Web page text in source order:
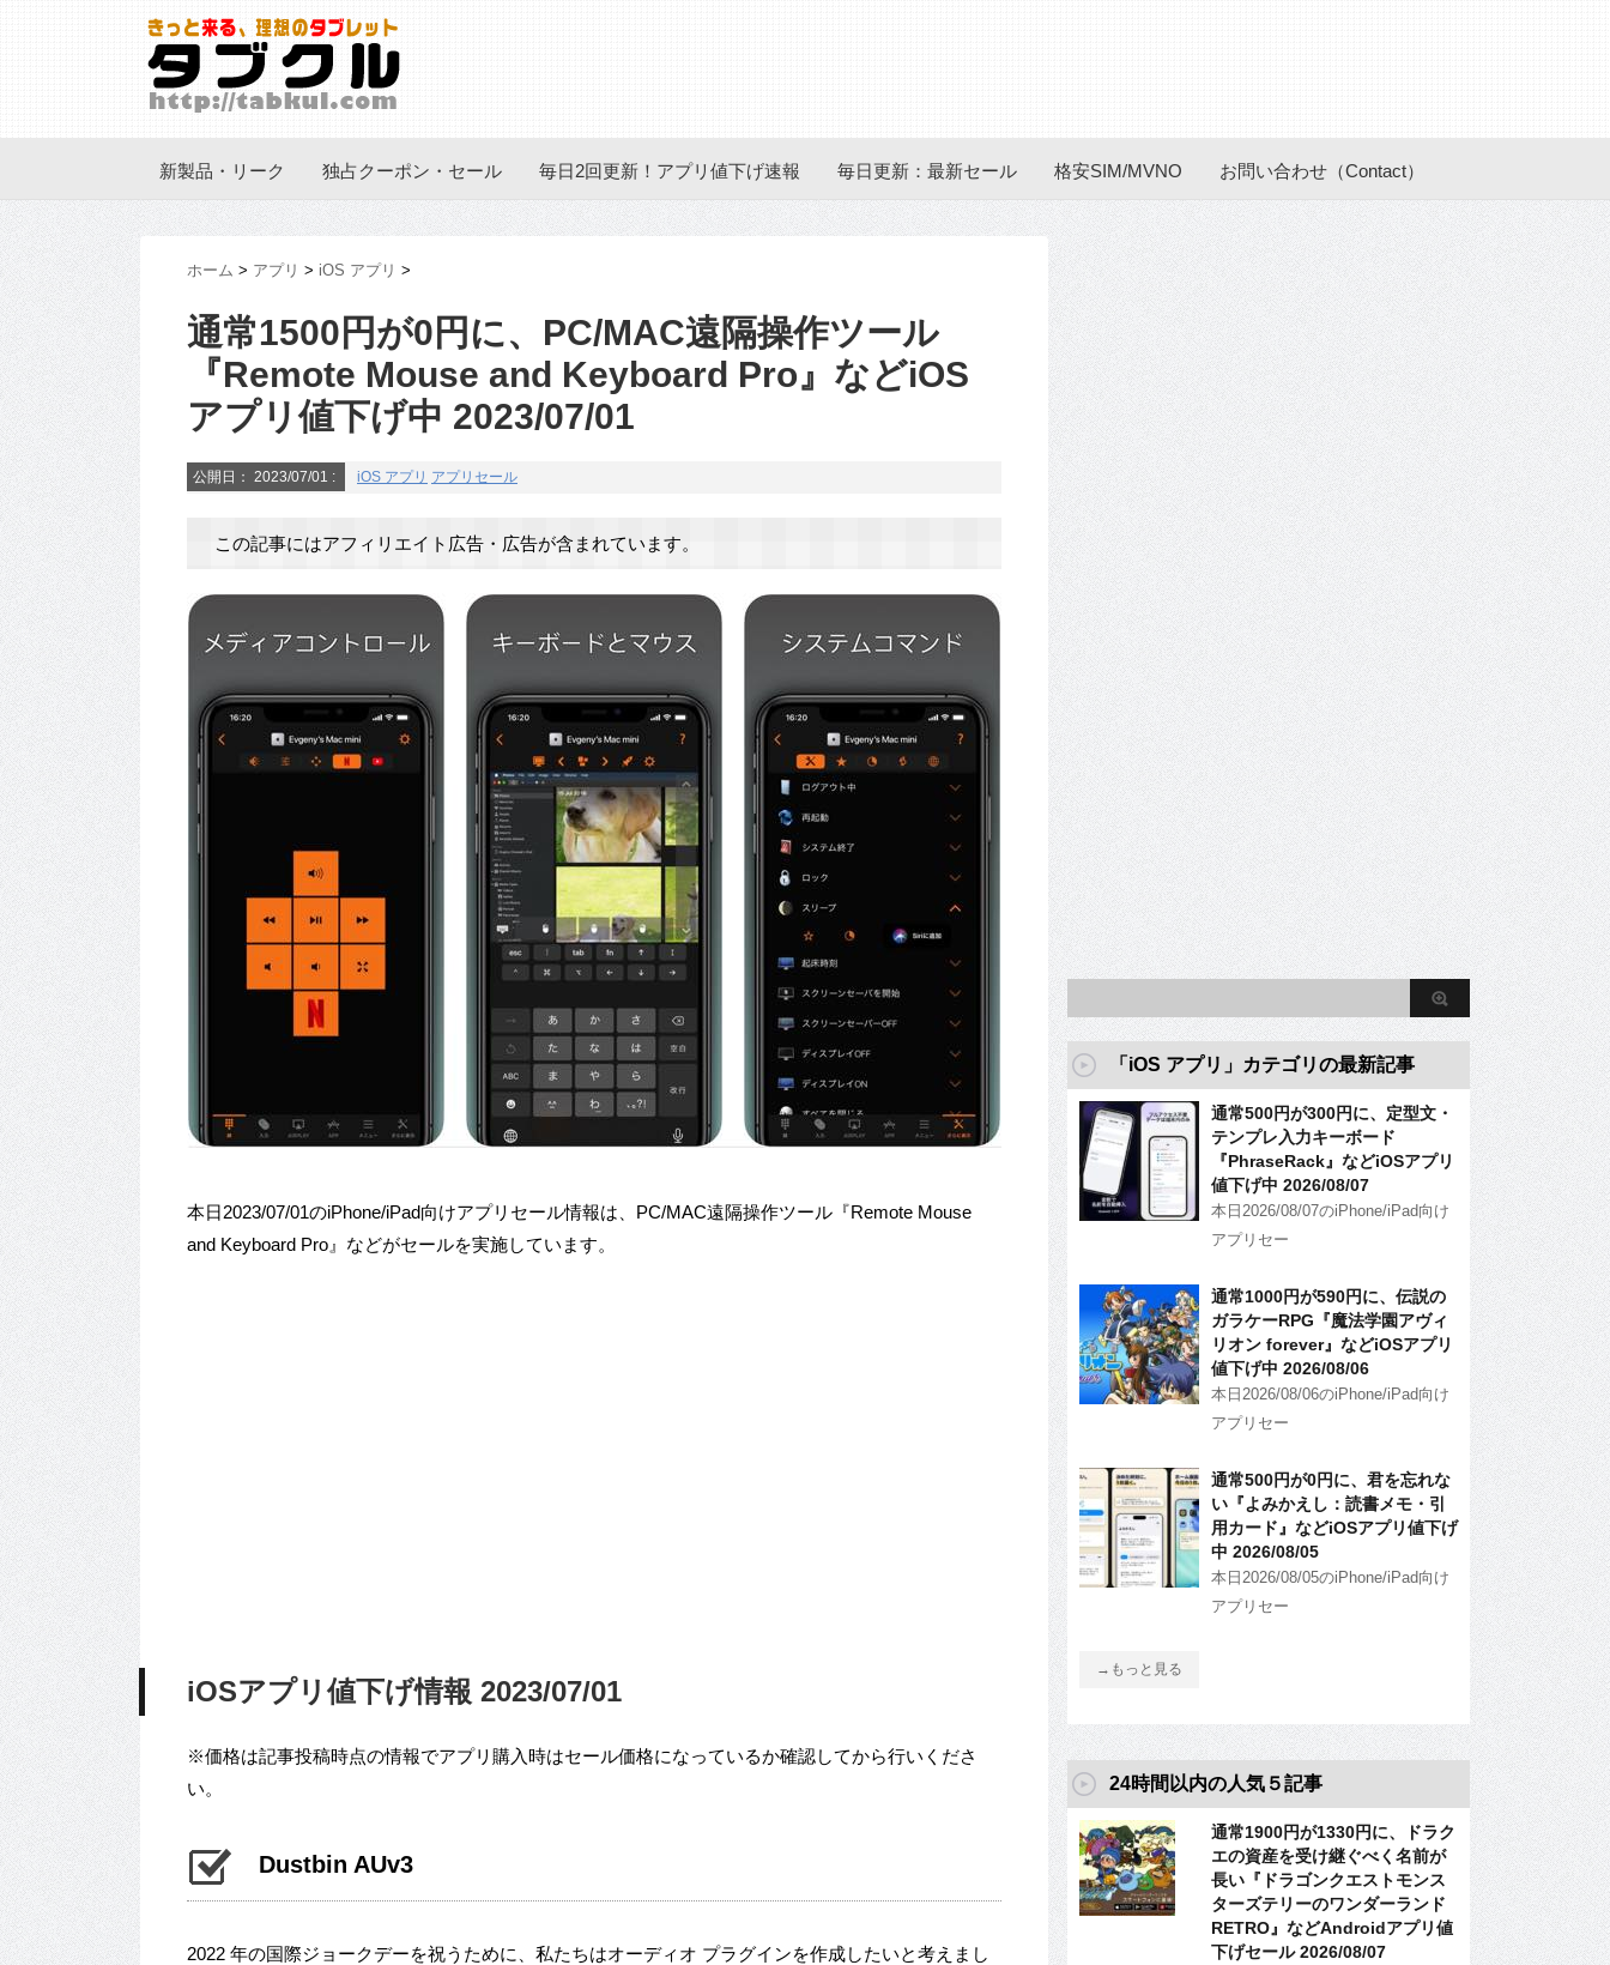
新製品・リーク 独占クーポン・セール 毎日2回更新！アプリ値下げ速報 毎日更新：最新セール 格安SIM/MVNO お問い合わせ（Contact）
ホーム > アプリ > iOS アプリ >
通常1500円が0円に、PC/MAC遠隔操作ツール
『Remote Mouse and Keyboard Pro』などiOS
アプリ値下げ中 2023/07/01
公開日： 2023/07/01 : iOS アプリ アプリセール
この記事にはアフィリエイト広告・広告が含まれています。
本日2023/07/01のiPhone/iPad向けアプリセール情報は、PC/MAC遠隔操作ツール『Remote Mouse
and Keyboard Pro』などがセールを実施しています。
iOSアプリ値下げ情報 2023/07/01
※価格は記事投稿時点の情報でアプリ購入時はセール価格になっているか確認してから行いくださ
い。
Dustbin AUv3
2022 年の国際ジョークデーを祝うために、私たちはオーディオ プラグインを作成したいと考えまし
「iOS アプリ」カテゴリの最新記事
通常500円が300円に、定型文・
テンプレ入力キーボード
『PhraseRack』などiOSアプリ
値下げ中 2026/08/07
本日2026/08/07のiPhone/iPad向け
アプリセー
通常1000円が590円に、伝説の
ガラケーRPG『魔法学園アヴィ
リオン forever』などiOSアプリ
値下げ中 2026/08/06
本日2026/08/06のiPhone/iPad向け
アプリセー
通常500円が0円に、君を忘れな
い『よみかえし：読書メモ・引
用カード』などiOSアプリ値下げ
中 2026/08/05
本日2026/08/05のiPhone/iPad向け
アプリセー
→もっと見る
24時間以内の人気５記事
通常1900円が1330円に、ドラク
エの資産を受け継ぐべく名前が
長い『ドラゴンクエストモンス
ターズテリーのワンダーランド
RETRO』などAndroidアプリ値
下げセール 2026/08/07